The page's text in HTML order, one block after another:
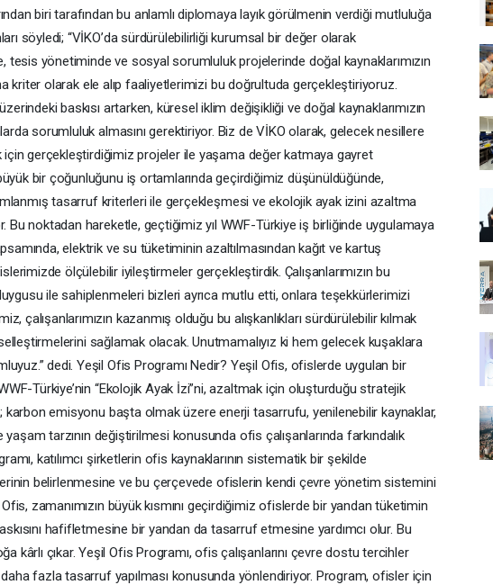
biri tarafından bu anlamlı diplomaya layık görülmenin verdiği mutluluğa
söyledi; “VİKO’da sürdürülebilirliği kurumsal bir değer olarak
tesis yönetiminde ve sosyal sorumluluk projelerinde doğal kaynaklarımızın
kriter olarak ele alıp faaliyetlerimizi bu doğrultuda gerçekleştiriyoruz.
baskısı artarken, küresel iklim değişikliği ve doğal kaynaklarımızın
sorumluluk almasını gerektiriyor. Biz de VİKO olarak, gelecek nesillere
için gerçekleştirdiğimiz projeler ile yaşama değer katmaya gayret
bir çoğunluğunu iş ortamlarında geçirdiğimiz düşünüldüğünde,
tasarruf kriterleri ile gerçekleşmesi ve ekolojik ayak izini azaltma
Bu noktadan hareketle, geçtiğimiz yıl WWF-Türkiye iş birliğinde uygulamaya
elektrik ve su tüketiminin azaltılmasından kağıt ve kartuş
ölçülebilir iyileştirmeler gerçekleştirdik. Çalışanlarımızın bu
ile sahiplenmeleri bizleri ayrıca mutlu etti, onlara teşekkürlerimizi
çalışanlarımızın kazanmış olduğu bu alışkanlıkları sürdürülebilir kılmak
sağlamak olacak. Unutmamalıyız ki hem gelecek kuşaklara
dedi. Yeşil Ofis Programı Nedir? Yeşil Ofis, ofislerde uygulan bir
Türkiye’nin “Ekolojik Ayak İzi”ni, azaltmak için oluşturduğu stratejik
karbon emisyonu başta olmak üzere enerji tasarrufu, yenilenebilir kaynaklar,
yaşam tarzının değiştirilmesi konusunda ofis çalışanlarında farkındalık
katılımcı şirketlerin ofis kaynaklarının sistematik bir şekilde
belirlenmesine ve bu çerçevede ofislerin kendi çevre yönetim sistemini
zamanımızın büyük kısmını geçirdiğimiz ofislerde bir yandan tüketimin
hafifletmesine bir yandan da tasarruf etmesine yardımcı olur. Bu
kârlı çıkar. Yeşil Ofis Programı, ofis çalışanlarını çevre dostu tercihler
fazla tasarruf yapılması konusunda yönlendiriyor. Program, ofisler için